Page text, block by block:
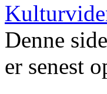
Denne
er senest